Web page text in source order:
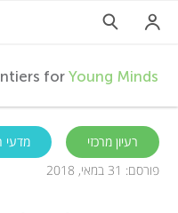
F
r
o
forYoung Minds
רעיון מרכזי
מדעי
פורסם: 31 במאי, 2018